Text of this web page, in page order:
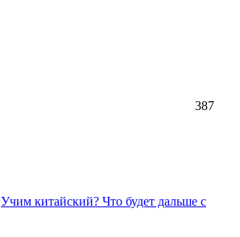
387
Учим китайский? Что будет дальше с